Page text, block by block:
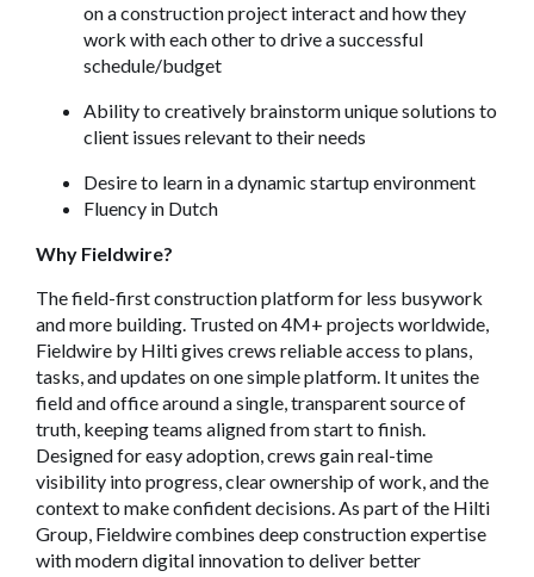
on a construction project interact and how they
work with each other to drive a successful
schedule/budget
Ability to creatively brainstorm unique solutions to
client issues relevant to their needs
Desire to learn in a dynamic startup environment
Fluency in Dutch
Why Fieldwire?
The field-first construction platform for less busywork
and more building. Trusted on 4M+ projects worldwide,
Fieldwire by Hilti gives crews reliable access to plans,
tasks, and updates on one simple platform. It unites the
field and office around a single, transparent source of
truth, keeping teams aligned from start to finish.
Designed for easy adoption, crews gain real-time
visibility into progress, clear ownership of work, and the
context to make confident decisions. As part of the Hilti
Group, Fieldwire combines deep construction expertise
with modern digital innovation to deliver better